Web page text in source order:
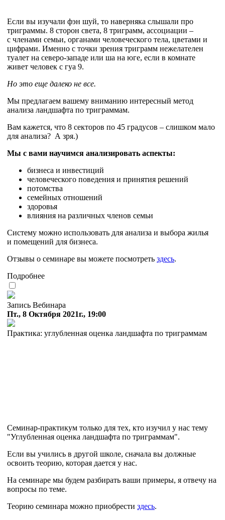
Если вы изучали фэн шуй, то наверняка слышали про
триграммы. 8 сторон света, 8 триграмм, ассоциации –
с членами семьи, органами человеческого тела, цветами и
цифрами. Именно с точки зрения триграмм нежелателен
туалет на северо-западе или ша на юге, если в комнате
живет человек с гуа 9.
Но это еще далеко не все.
Мы предлагаем вашему вниманию интересный метод
анализа ландшафта по триграммам.
Вам кажется, что 8 секторов по 45 градусов – слишком мало
для анализа? А зря.)
Мы с вами научимся анализировать аспекты:
бизнеса и инвестиций
человеческого поведения и принятия решений
потомства
семейных отношений
здоровья
влияния на различных членов семьи
Систему можно использовать для анализа и выбора жилья
и помещений для бизнеса.
Отзывы о семинаре вы можете посмотреть здесь.
Подробнее
Запись Вебинара
Пт., 8 Октября 2021г., 19:00
Практика: углубленная оценка ландшафта по триграммам
Семинар-практикум только для тех, кто изучил у нас тему
"Углубленная оценка ландшафта по триграммам".
Если вы учились в другой школе, сначала вы должные
освоить теорию, которая дается у нас.
На семинаре мы будем разбирать ваши примеры, я отвечу на
вопросы по теме.
Теорию семинара можно приобрести здесь.